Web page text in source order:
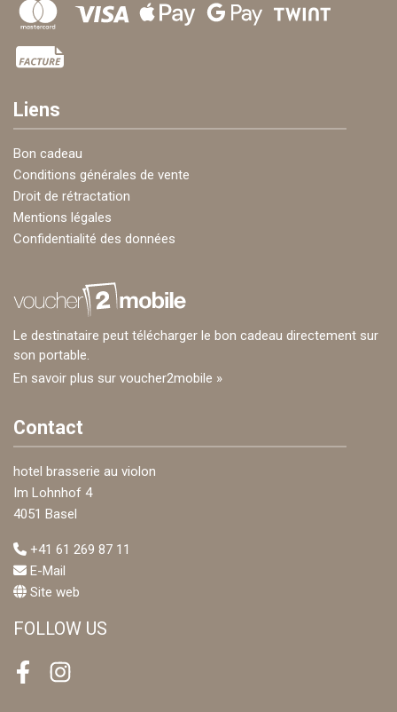
Liens
Bon cadeau
Conditions générales de vente
Droit de rétractation
Mentions légales
Confidentialité des données
Le destinataire peut télécharger le bon cadeau directement sur
son portable.
En savoir plus sur voucher2mobile »
Contact
hotel brasserie au violon
Im Lohnhof 4
4051 Basel
+41 61 269 87 11
E-Mail
Site web
FOLLOW US
FacebookInstagram